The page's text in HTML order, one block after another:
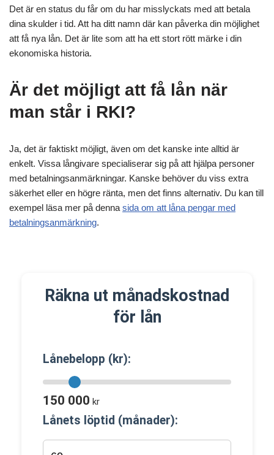
Det är en status du får om du har misslyckats med att betala
dina skulder i tid. Att ha ditt namn där kan påverka din möjlighet
att få nya lån. Det är lite som att ha ett stort rött märke i din
ekonomiska historia.
Är det möjligt att få lån när
man står i RKI?
Ja, det är faktiskt möjligt, även om det kanske inte alltid är
enkelt. Vissa långivare specialiserar sig på att hjälpa personer
med betalningsanmärkningar. Kanske behöver du viss extra
säkerhet eller en högre ränta, men det finns alternativ. Du kan till
exempel läsa mer på denna sida om att låna pengar med
betalningsanmärkning.
Räkna ut månadskostnad
för lån
Lånebelopp (kr):
150 000 kr
Lånets löptid (månader):